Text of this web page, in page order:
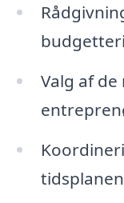
Valg af
tidsplanen